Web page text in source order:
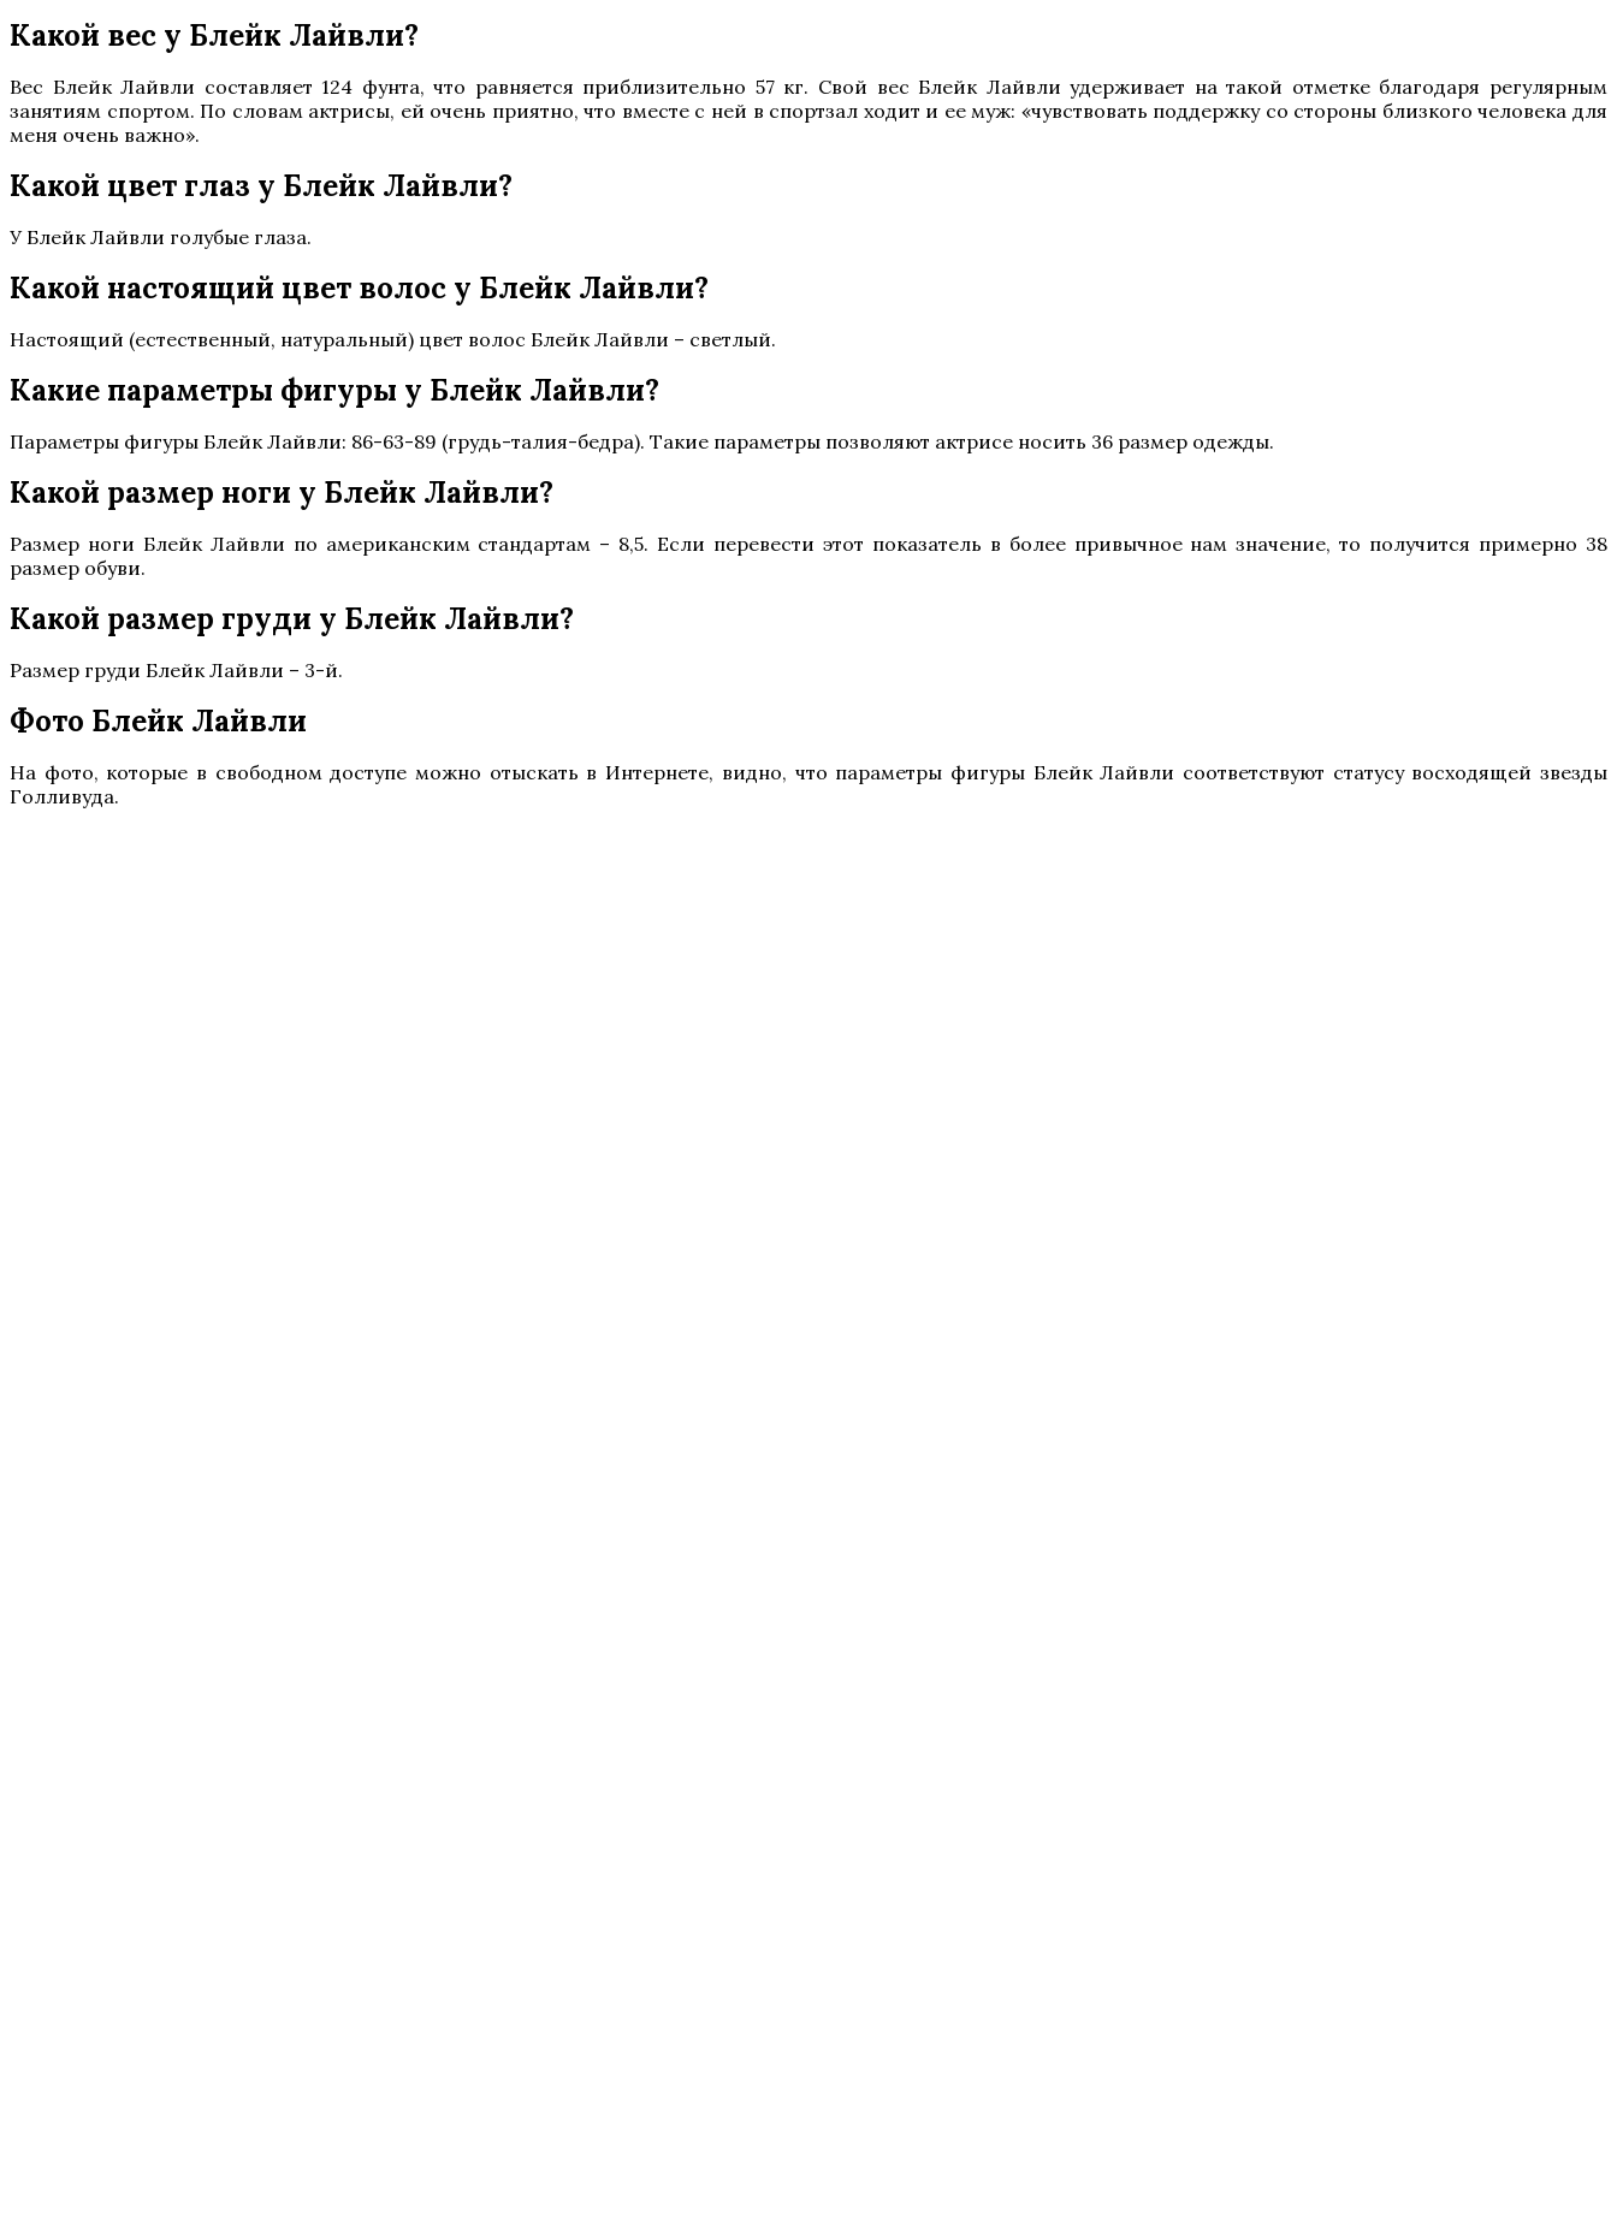
Какой вес у Блейк Лайвли?
Вес Блейк Лайвли составляет 124 фунта, что равняется приблизительно 57 кг. Свой вес Блейк Лайвли удерживает на такой отметке благодаря регулярным
занятиям спортом. По словам актрисы, ей очень приятно, что вместе с ней в спортзал ходит и ее муж: «чувствовать поддержку со стороны близкого человека для
меня очень важно».
Какой цвет глаз у Блейк Лайвли?
У Блейк Лайвли голубые глаза.
Какой настоящий цвет волос у Блейк Лайвли?
Настоящий (естественный, натуральный) цвет волос Блейк Лайвли – светлый.
Какие параметры фигуры у Блейк Лайвли?
Параметры фигуры Блейк Лайвли: 86-63-89 (грудь-талия-бедра). Такие параметры позволяют актрисе носить 36 размер одежды.
Какой размер ноги у Блейк Лайвли?
Размер ноги Блейк Лайвли по американским стандартам – 8,5. Если перевести этот показатель в более привычное нам значение, то получится примерно 38
размер обуви.
Какой размер груди у Блейк Лайвли?
Размер груди Блейк Лайвли – 3-й.
Фото Блейк Лайвли
На фото, которые в свободном доступе можно отыскать в Интернете, видно, что параметры фигуры Блейк Лайвли соответствуют статусу восходящей звезды
Голливуда.